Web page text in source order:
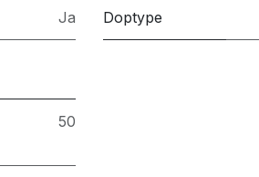
Ja Doptype
50